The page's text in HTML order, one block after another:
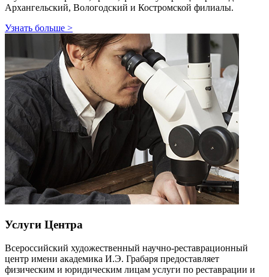
Архангельский, Вологодский и Костромской филиалы.
Узнать больше >
Услуги Центра
Всероссийский художественный научно-реставрационный
центр имени академика И.Э. Грабаря предоставляет
физическим и юридическим лицам услуги по реставрации и